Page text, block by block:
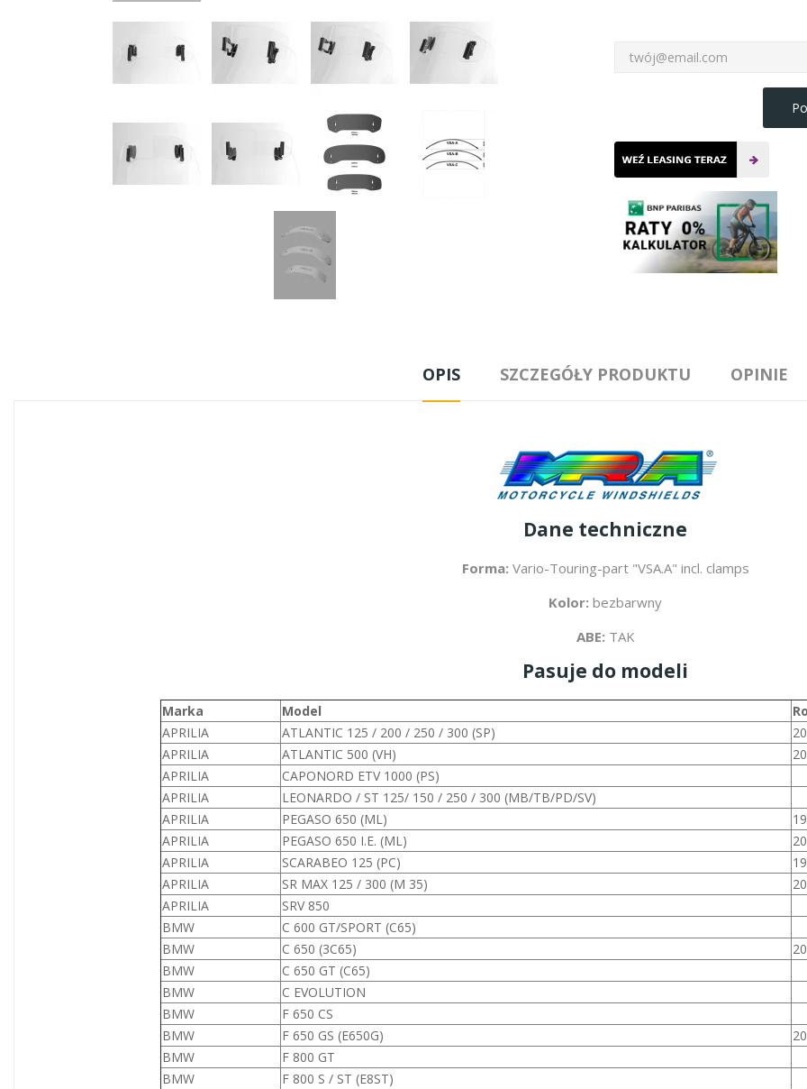
OPIS SZCZEGÓŁY PRODUKTU OPINIE
Dane techniczne
Forma: Vario-Touring-part "VSA.A" incl. clamps
Kolor: bezbarwny
ABE: TAK
Pasuje do modeli
Marka Model
APRILIA
ATLANTIC 125 / 200 / 250 / 300 (SP)
APRILIA
ATLANTIC 500 (VH)
APRILIA
CAPONORD ETV 1000 (PS)
APRILIA
LEONARDO / ST 125/ 150 / 250 / 300 (MB/TB/PD/SV)
APRILIA
PEGASO 650 (ML)
APRILIA
PEGASO 650 I.E. (ML)
APRILIA
SCARABEO 125 (PC)
APRILIA
SR MAX 125 / 300 (M 35)
APRILIA
SRV 850
BMW
C 600 GT/SPORT (C65)
BMW
C 650 (3C65)
BMW
C 650 GT (C65)
BMW
C EVOLUTION
BMW
F 650 CS
BMW
F 650 GS (E650G)
BMW
F 800 GT
BMW
F 800 S / ST (E8ST)